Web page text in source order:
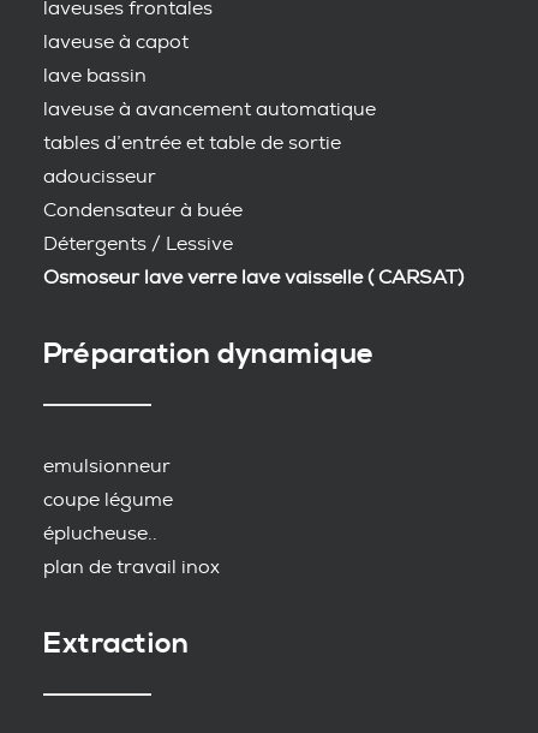
laveuses frontales
laveuse à capot
lave bassin
laveuse à avancement automatique
tables d’entrée et table de sortie
adoucisseur
Condensateur à buée
Détergents / Lessive
Osmoseur lave verre lave vaisselle ( CARSAT)
Préparation dynamique
emulsionneur
coupe légume
éplucheuse..
plan de travail inox
Extraction